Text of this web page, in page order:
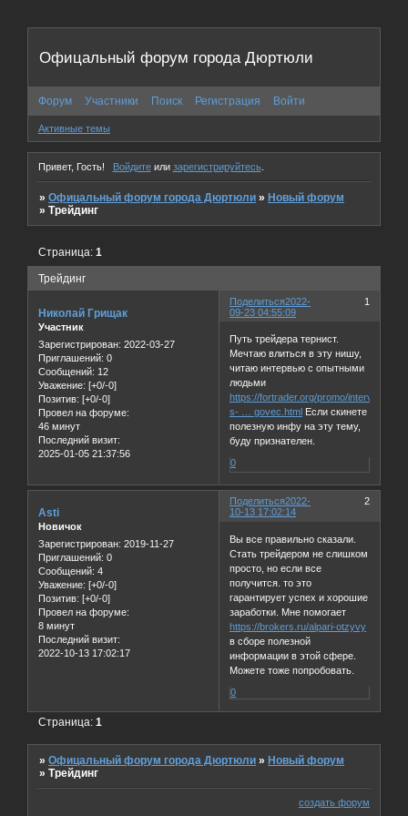
Офицальный форум города Дюртюли
Форум Участники Поиск Регистрация Войти
Активные темы
Привет, Гость! Войдитеили зарегистрируйтесь.
»Офицальный форум города Дюртюли »Новый форум
»Трейдинг
Трейдинг
Страница:1
Поделиться 1
2022-
09-23 04:55:09
Николай Грищак
Участник
Зарегистрирован: 2022-03-27
Приглашений: 0
Сообщений: 12
Уважение: [+0/-0]
Позитив: [+0/-0]
Провел на форуме:
46 минут
Последний визит:
2025-01-05 21:37:56
Путь трейдера тернист.
Мечтаю влиться в эту нишу,
читаю интервью с опытными
людьми
https://fortrader.org/promo/intervju-
s- … govec.html Если скинете
полезную инфу на эту тему,
буду признателен.
0
Поделиться 2
2022-
10-13 17:02:14
Asti
Новичок
Зарегистрирован: 2019-11-27
Приглашений: 0
Сообщений: 4
Уважение: [+0/-0]
Позитив: [+0/-0]
Провел на форуме:
8 минут
Последний визит:
2022-10-13 17:02:17
Вы все правильно сказали.
Стать трейдером не слишком
просто, но если все
получится. то это
гарантирует успех и хорошие
заработки. Мне помогает
https://brokers.ru/alpari-otzyvy
в сборе полезной
информации в этой сфере.
Можете тоже попробовать.
0
Страница:1
»Офицальный форум города Дюртюли » Новый форум
»Трейдинг
создать форум